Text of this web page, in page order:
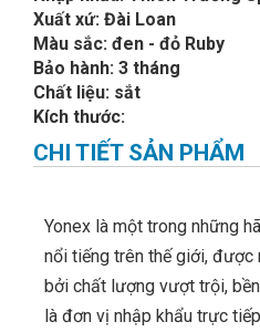
Xuất xứ: Đài Loan
Màu sắc: đen - đỏ Ruby
Bảo hành: 3 tháng
Chất liệu: sắt
Kích thước:
CHI TIẾT SẢN PHẨM
Yonex là một trong những
nổi tiếng trên thế giới, được
bởi chất lượng vượt trội,
là đơn vị nhập khẩu trực